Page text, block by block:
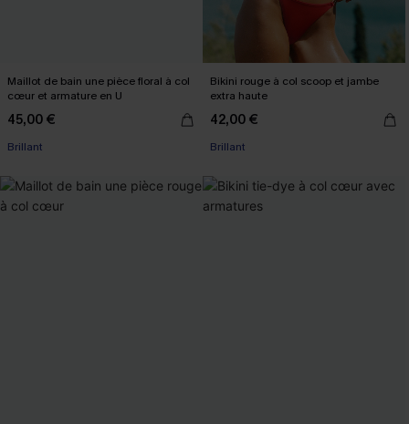
Maillot de bain une pièce floral à col
cœur et armature en U
45,00 €
Brillant
Bikini rouge à col scoop et jambe
extra haute
42,00 €
Brillant